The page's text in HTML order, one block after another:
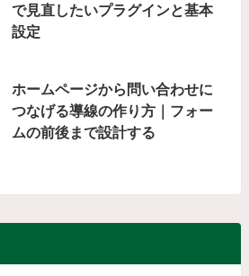
で見直したいプラグインと基本
設定
ホームページから問い合わせに
つなげる導線の作り方｜フォー
ムの前後まで設計する